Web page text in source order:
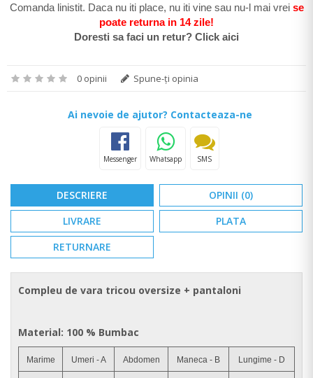
Comanda linistit. Daca nu iti place, nu iti vine sau nu-l mai vrei se
poate returna in 14 zile!
Doresti sa faci un retur? Click aici
0 opinii Spune-ţi opinia
Ai nevoie de ajutor? Contacteaza-ne
Messenger Whatsapp SMS
DESCRIERE
OPINII (0)
LIVRARE
PLATA
RETURNARE
Compleu de vara tricou oversize + pantaloni
Material: 100 % Bumbac
Marime Umeri - A Abdomen Maneca - B Lungime - D